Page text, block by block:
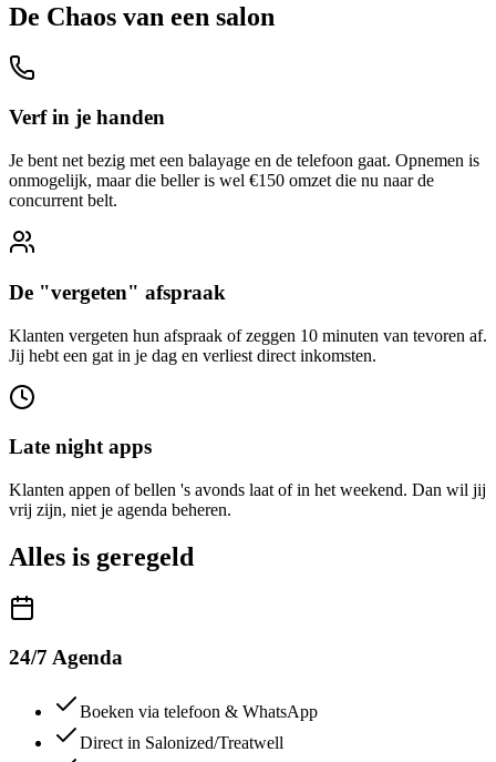
De Chaos van een salon
Verf in je handen
Je bent net bezig met een balayage en de telefoon gaat. Opnemen is
onmogelijk, maar die beller is wel €150 omzet die nu naar de
concurrent belt.
De "vergeten" afspraak
Klanten vergeten hun afspraak of zeggen 10 minuten van tevoren af.
Jij hebt een gat in je dag en verliest direct inkomsten.
Late night apps
Klanten appen of bellen 's avonds laat of in het weekend. Dan wil jij
vrij zijn, niet je agenda beheren.
Alles is geregeld
24/7 Agenda
Boeken via telefoon & WhatsApp
Direct in Salonized/Treatwell